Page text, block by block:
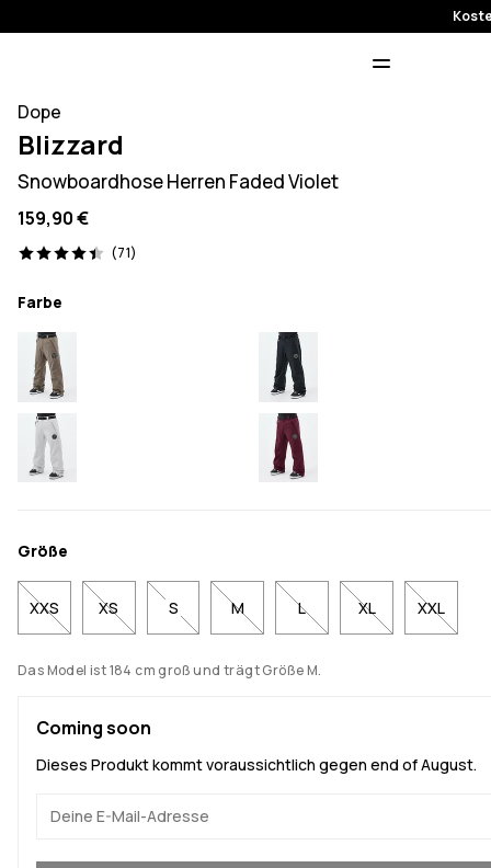
Dope
Blizzard
Snowboardhose Herren Faded Violet
159,90 €
(71)
71 Reviews, 4.4/5
Farbe
Größe
XXS XS S M L XL XXL
Das Model ist 184 cm groß und trägt Größe M.
Coming soon
Dieses Produkt kommt voraussichtlich gegen end of August.